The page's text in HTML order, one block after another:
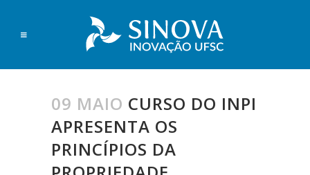
09 MAIO CURSO DO INPI
APRESENTA OS
PRINCÍPIOS DA